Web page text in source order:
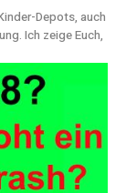
Depots, auch
Ich zeige Euch,